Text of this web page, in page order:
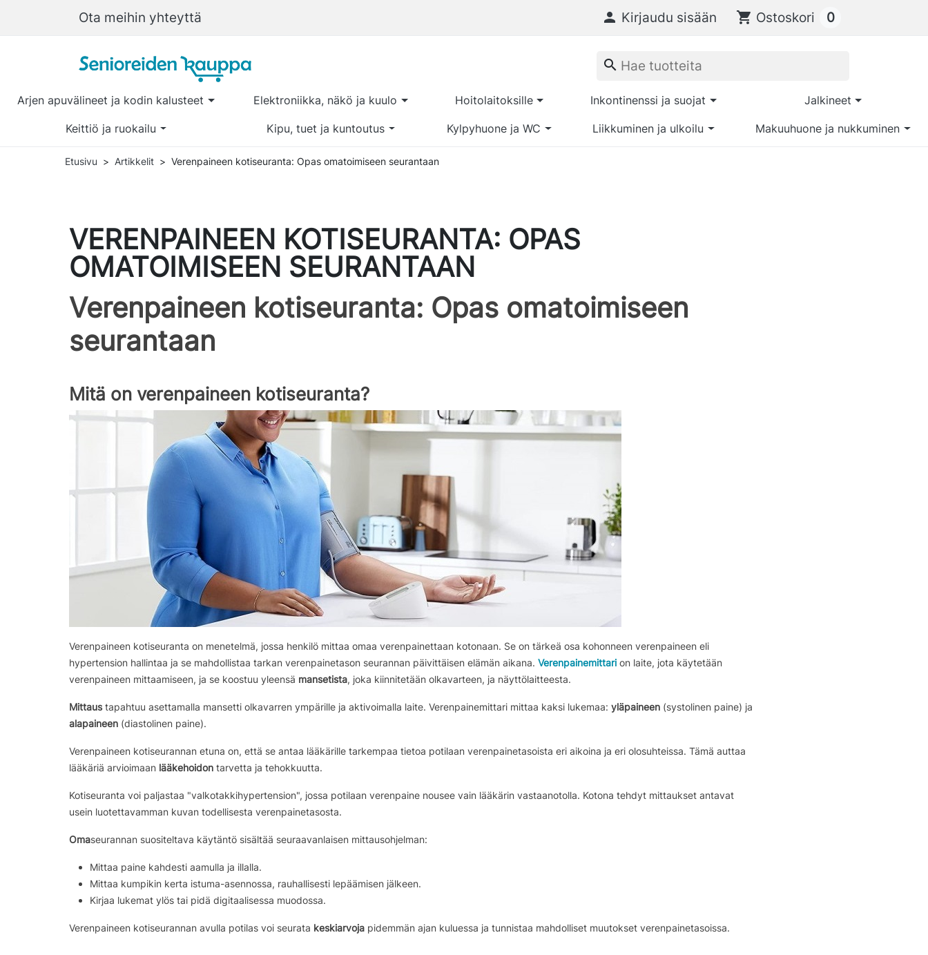
Ota meihin yhteyttä  Kirjaudu sisään shopping_cart Ostoskori 0
Arjen apuvälineet ja kodin kalusteet Elektroniikka, näkö ja kuulo Hoitolaitoksille Inkontinenssi ja suojat Jalkineet
Keittiö ja ruokailu Kipu, tuet ja kuntoutus Kylpyhuone ja WC Liikkuminen ja ulkoilu Makuuhuone ja nukkuminen
search
Etusivu Artikkelit Verenpaineen kotiseuranta: Opas omatoimiseen seurantaan
VERENPAINEEN KOTISEURANTA: OPAS
OMATOIMISEEN SEURANTAAN
Verenpaineen kotiseuranta: Opas omatoimiseen
seurantaan
Mitä on verenpaineen kotiseuranta?
Verenpaineen kotiseuranta on menetelmä, jossa henkilö mittaa omaa verenpainettaan kotonaan. Se on tärkeä osa kohonneen verenpaineen eli
hypertension hallintaa ja se mahdollistaa tarkan verenpainetason seurannan päivittäisen elämän aikana. Verenpainemittarion laite, jota käytetään
verenpaineen mittaamiseen, ja se koostuu yleensä mansetista, joka kiinnitetään olkavarteen, ja näyttölaitteesta.
Mittaustapahtuu asettamalla mansetti olkavarren ympärille ja aktivoimalla laite. Verenpainemittari mittaa kaksi lukemaa: yläpaineen(systolinen paine) ja
alapaineen(diastolinen paine).
Verenpaineen kotiseurannan etuna on, että se antaa lääkärille tarkempaa tietoa potilaan verenpainetasoista eri aikoina ja eri olosuhteissa. Tämä auttaa
lääkäriä arvioimaan lääkehoidontarvetta ja tehokkuutta.
Kotiseuranta voi paljastaa "valkotakkihypertension", jossa potilaan verenpaine nousee vain lääkärin vastaanotolla. Kotona tehdyt mittaukset antavat
usein luotettavamman kuvan todellisesta verenpainetasosta.
Omaseurannan suositeltava käytäntö sisältää seuraavanlaisen mittausohjelman:
Mittaa paine kahdesti aamulla ja illalla.
Mittaa kumpikin kerta istuma-asennossa, rauhallisesti lepäämisen jälkeen.
Kirjaa lukemat ylös tai pidä digitaalisessa muodossa.
Verenpaineen kotiseurannan avulla potilas voi seurata keskiarvojapidemmän ajan kuluessa ja tunnistaa mahdolliset muutokset verenpainetasoissa.